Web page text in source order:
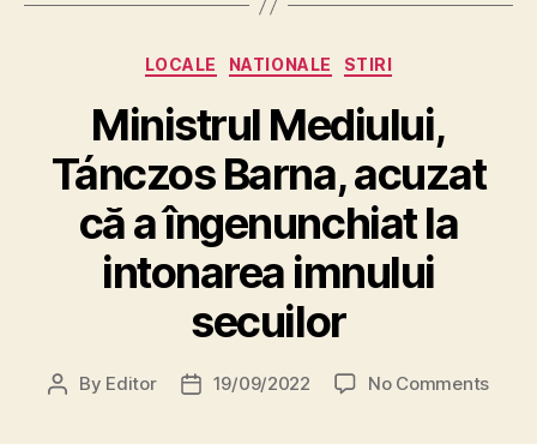
Categories
LOCALE NATIONALE STIRI
Ministrul Mediului,
Tánczos Barna, acuzat
că a îngenunchiat la
intonarea imnului
secuilor
Post
By Editor
Post19/09/2022 No Commentson